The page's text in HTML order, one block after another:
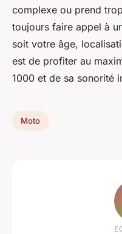
complexe ou prend
toujours faire appel à
soit votre âge,
est de profiter au
1000 et de sa sonorité
Moto